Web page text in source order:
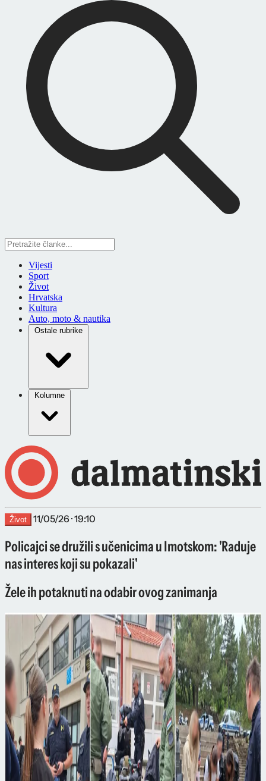
Vijesti
Sport
Život
Hrvatska
Kultura
Auto, moto & nautika
Ostale rubrike
Kolumne
Život 11/05/26 · 19:10
Policajci se družili s učenicima u Imotskom: 'Raduje
nas interes koji su pokazali'
Žele ih potaknuti na odabir ovog zanimanja